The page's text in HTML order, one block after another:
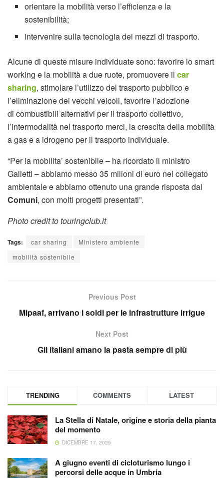
orientare la mobilità verso l’efficienza e la
sostenibilità;
intervenire sulla tecnologia dei mezzi di trasporto.
Alcune di queste misure individuate sono: favorire lo smart
working e la mobilità a due ruote, promuovere il car
sharing, stimolare l’utilizzo del trasporto pubblico e
l’eliminazione dei vecchi veicoli, favorire l’adozione
di combustibili alternativi per il trasporto collettivo,
l’intermodalità nel trasporto merci, la crescita della mobilità
a gas e a idrogeno per il trasporto individuale.
“Per la mobilita’ sostenibile – ha ricordato il ministro
Galletti – abbiamo messo 35 milioni di euro nel collegato
ambientale e abbiamo ottenuto una grande risposta dai
Comuni, con molti progetti presentati”.
Photo credit to touringclub.it
Tags: car sharing
Ministero ambiente
mobilità sostenibile
Previous Post
Mipaaf, arrivano i soldi per le infrastrutture irrigue
Next Post
Gli italiani amano la pasta sempre di più
TRENDING COMMENTS LATEST
La Stella di Natale, origine e storia della pianta
del momento
DICEMBRE 17, 2025
A giugno eventi di cicloturismo lungo i
percorsi delle acque in Umbria